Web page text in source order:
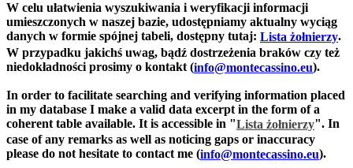
W celu ułatwienia wyszukiwania i weryfikacji informacji
umieszczonych w naszej bazie, udostępniamy aktualny wyciąg
danych w formie spójnej tabeli, dostępny tutaj: Lista żołnierzy.
W przypadku jakichś uwag, bądź dostrzeżenia braków czy też
niedokładności prosimy o kontakt (info@montecassino.eu).
In order to facilitate searching and verifying information placed
in my database I make a valid data excerpt in the form of a
coherent table available. It is accessible in "Lista żołnierzy". In
case of any remarks as well as noticing gaps or inaccuracy
please do not hesitate to contact me (info@montecassino.eu).